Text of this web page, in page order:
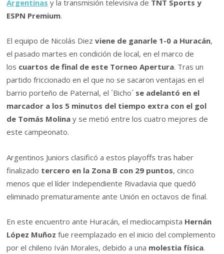
Argentinas y la transmisión televisiva de TNT Sports y
ESPN Premium.
El equipo de Nicolás Diezviene de ganarle 1-0 a Huracán,
el pasado martes en condición de local, en el marco de
los cuartos de final de este Torneo Apertura. Tras un
partido friccionado en el que no se sacaron ventajas en el
barrio porteño de Paternal, el ´Bicho´ se adelantó en el
marcador a los 5 minutos del tiempo extra con el gol
de Tomás Molina y se metió entre los cuatro mejores de
este campeonato.
Argentinos Juniors clasificó a estos playoffs tras haber
finalizado tercero en la Zona B con 29 puntos, cinco
menos que el líder Independiente Rivadavia que quedó
eliminado prematuramente ante Unión en octavos de final.
En este encuentro ante Huracán, el mediocampista Hernán
López Muñoz fue reemplazado en el inicio del complemento
por el chileno Iván Morales, debido a una molestia física.